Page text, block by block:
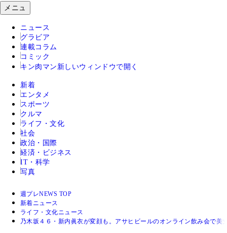
メニュ
ニュース
グラビア
連載コラム
コミック
キン肉マン 新しいウィンドウで開く
新着
エンタメ
スポーツ
クルマ
ライフ・文化
社会
政治・国際
経済・ビジネス
IT・科学
写真
週プレNEWS TOP
新着ニュース
ライフ・文化ニュース
乃木坂４６・新内眞衣が変顔も。アサヒビールのオンライン飲み会で美